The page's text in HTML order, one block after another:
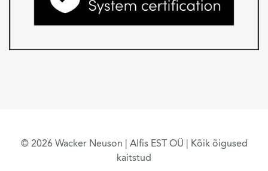
© 2026 Wacker Neuson | Alfis EST OÜ | Kõik õigused
kaitstud